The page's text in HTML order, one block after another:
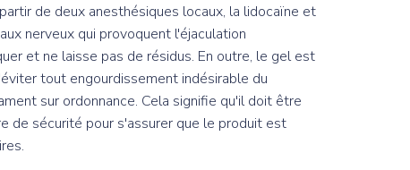
de deux anesthésiques locaux, la lidocaïne et
nerveux qui provoquent l'éjaculation
et ne laisse pas de résidus. En outre, le gel est
tout engourdissement indésirable du
sur ordonnance. Cela signifie qu'il doit être
de sécurité pour s'assurer que le produit est